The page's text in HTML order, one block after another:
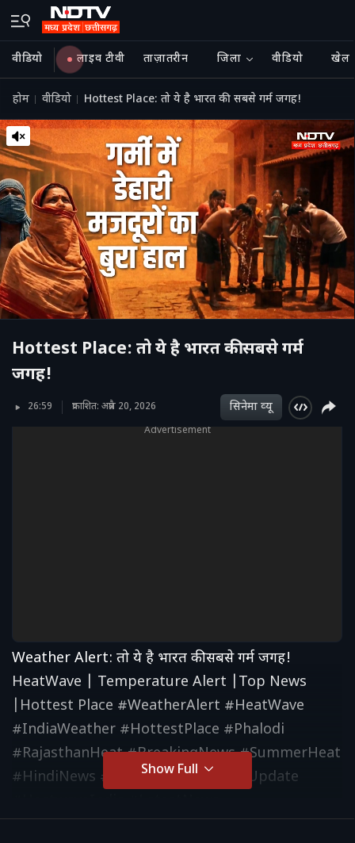
वीडियो लाइव टीवी ताज़ातरीन जिला वीडियो खेल
होम वीडियो Hottest Place: तो ये है भारत की सबसे गर्म जगह!
Hottest Place: तो ये है भारत की सबसे गर्म
जगह!
26:59 प्रकाशित: अप्रैल 20, 2026 सिनेमा व्‍यू
Advertisement
Weather Alert: तो ये है भारत की सबसे गर्म जगह!
HeatWave | Temperature Alert |Top News
|Hottest Place #WeatherAlert #HeatWave
#IndiaWeather #HottestPlace #Phalodi
#RajasthanHeat #BreakingNews #SummerHeat
#HindiNews #TopNews #WeatherUpdate
#TemperatureAlert
Show Full